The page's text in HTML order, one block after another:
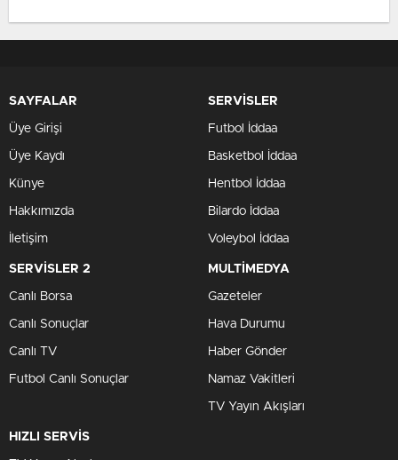
SAYFALAR
Üye Girişi
Üye Kaydı
Künye
Hakkımızda
İletişim
SERVİSLER
Futbol İddaa
Basketbol İddaa
Hentbol İddaa
Bilardo İddaa
Voleybol İddaa
SERVİSLER 2
Canlı Borsa
Canlı Sonuçlar
Canlı TV
Futbol Canlı Sonuçlar
MULTİMEDYA
Gazeteler
Hava Durumu
Haber Gönder
Namaz Vakitleri
TV Yayın Akışları
HIZLI SERVİS